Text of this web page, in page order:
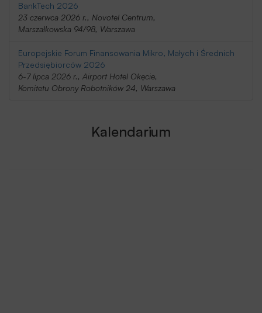
BankTech 2026
23 czerwca 2026 r., Novotel Centrum,
Marszałkowska 94/98, Warszawa
Europejskie Forum Finansowania Mikro, Małych i Średnich
Przedsiębiorców 2026
6-7 lipca 2026 r., Airport Hotel Okęcie,
Komitetu Obrony Robotników 24, Warszawa
Kalendarium